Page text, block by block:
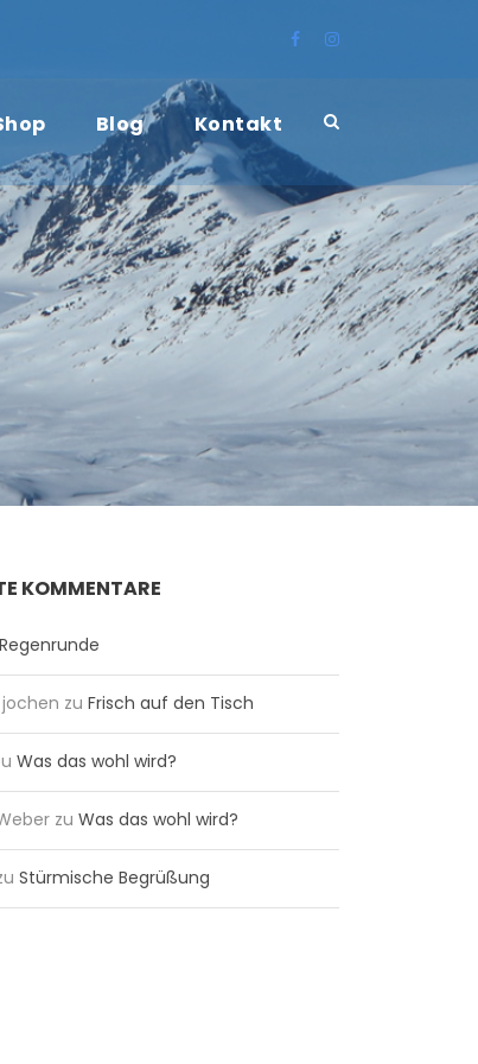
Blog Kontakt
KOMMENTARE
Regenrunde
zu Frisch auf den Tisch
Was das wohl wird?
zu Was das wohl wird?
Stürmische Begrüßung